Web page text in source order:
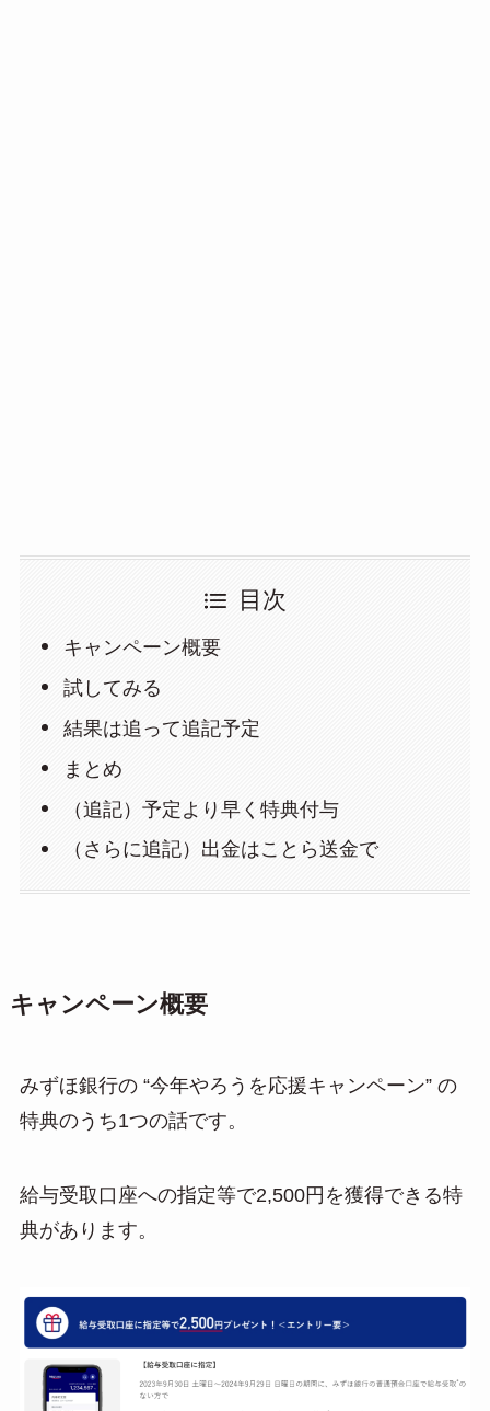
目次
キャンペーン概要
試してみる
結果は追って追記予定
まとめ
（追記）予定より早く特典付与
（さらに追記）出金はことら送金で
キャンペーン概要
みずほ銀行の “今年やろうを応援キャンペーン” の
特典のうち1つの話です。
給与受取口座への指定等で2,500円を獲得できる特
典があります。